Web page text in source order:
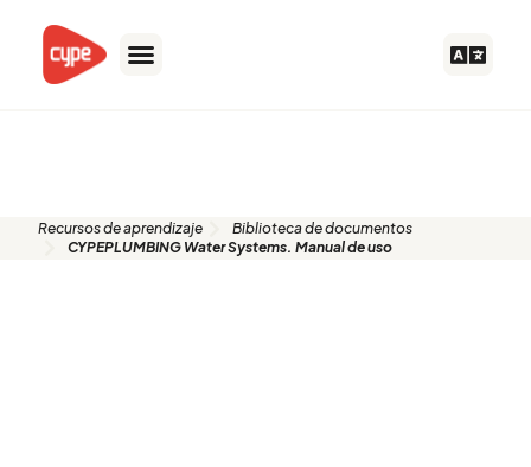
contenido
Recursos de aprendizaje
Biblioteca de documentos
CYPEPLUMBING Water Systems. Manual de uso